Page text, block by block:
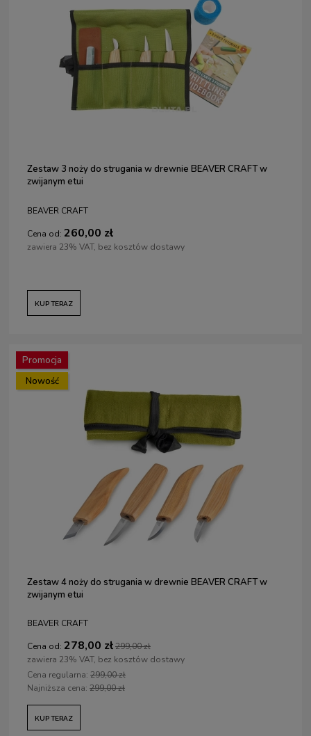
Zestaw 3 noży do strugania w drewnie BEAVER CRAFT w
zwijanym etui
BEAVER CRAFT
Cena od: 260,00 zł
zawiera 23% VAT, bez kosztów dostawy
KUP TERAZ
Zestaw 4 noży do strugania w drewnie BEAVER CRAFT w
zwijanym etui
BEAVER CRAFT
Cena od: 278,00 zł299,00 zł
zawiera 23% VAT, bez kosztów dostawy
Cena regularna: 299,00 zł
Najniższa cena: 299,00 zł
KUP TERAZ
Promocja
Nowość